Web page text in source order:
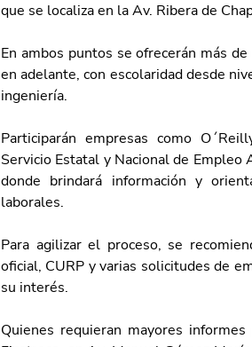
que se localiza en la Av. Ribera de
En ambos puntos se ofrecerán más
en adelante, con escolaridad desde
ingeniería.
Participarán empresas como
Servicio Estatal y Nacional de
donde brindará información y
laborales.
Para agilizar el proceso, se
oficial, CURP y varias solicitudes de
su interés.
Quienes requieran mayores